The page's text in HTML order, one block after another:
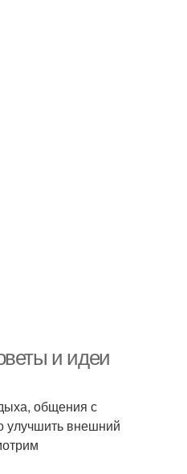
и идеи
общения с
улучшить внешний